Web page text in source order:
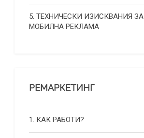
5. ТЕХНИЧЕСКИ ИЗИСКВАНИЯ ЗА
МОБИЛНА РЕКЛАМА
РЕМАРКЕТИНГ
1. КАК РАБОТИ?